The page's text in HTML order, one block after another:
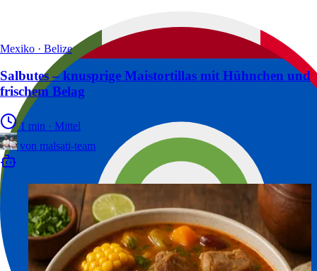
Mexiko · Belize
Salbutes – knusprige Maistortillas mit Hühnchen und
frischem Belag
1 min · Mittel
von malsati-team